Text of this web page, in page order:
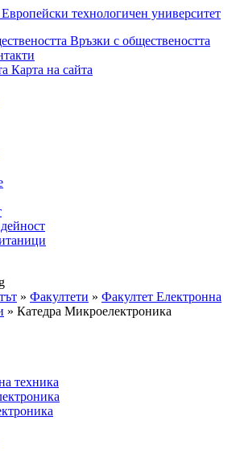
Връзки с обществеността
Карта на сайта
» Факултети » Факултет Електронна
» Катедра Микроелектроника
техника